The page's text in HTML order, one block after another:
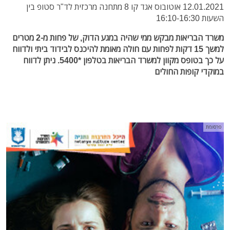
12.01.2021 אוטובוס אגד קו 8 מתחנה מרכזית לד"ר סטופ בין
השעות 16:10-16:30
משרד הבריאות מבקש ממי שהיה במגע הדוק, של פחות מ-2 מטרים
למשך 15 דקות לפחות עם חולה מאומת להיכנס לבידוד ביתי ולדווח
על כך בטופס מקוון למשרד הבריאות בטלפון *5400. ניתן לדווח
במוקדי קופות החולים
פרסומת